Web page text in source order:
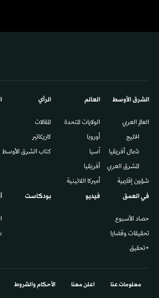
الشرق الأوسط​
العالم العربي
الخليج
شمال أفريقيا
المشرق العربي
شؤون إقليمية
العالم
الولايات المتحدة
أوروبا
آسيا
أفريقيا
أميركا اللاتينية
الرأي
المقالات
كاريكاتير
كتاب الشرق الأوسط
في العمق
حصاد الأسبوع
تحقيقات وقضايا
+تحقيق
فيديو بودكاست
معلومات عنا اعلن معنا الأحكام والشروط